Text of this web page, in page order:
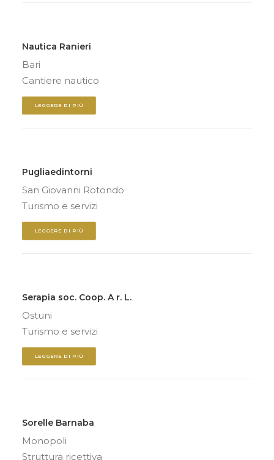
Nautica Ranieri
Bari
Cantiere nautico
LEGGERE DI PIÙ
Pugliaedintorni
San Giovanni Rotondo
Turismo e servizi
LEGGERE DI PIÙ
Serapia soc. Coop. A r. L.
Ostuni
Turismo e servizi
LEGGERE DI PIÙ
Sorelle Barnaba
Monopoli
Struttura ricettiva